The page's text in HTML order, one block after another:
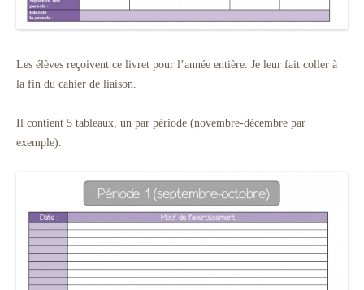
Les élèves reçoivent ce livret pour l’année entière. Je leur fait coller à
la fin du cahier de liaison.
Il contient 5 tableaux, un par période (novembre-décembre par
exemple).